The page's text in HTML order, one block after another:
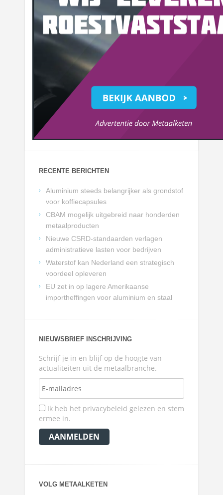
RECENTE BERICHTEN
Aluminium steeds belangrijker als grondstof
voor koffiecapsules
CBAM mogelijk uitgebreid naar honderden
metaalproducten
Nieuwe CSRD-standaarden verlagen
administratieve lasten voor bedrijven
Waterstof kan Nederland een strategisch
voordeel opleveren
EU zet in op lagere Amerikaanse
importheffingen voor aluminium en staal
NIEUWSBRIEF INSCHRIJVING
Schrijf je in en blijf op de hoogte van
actualiteiten uit de metaalbranche.
Ik heb het privacybeleid gelezen en stem
ermee in.
VOLG METAALKETEN